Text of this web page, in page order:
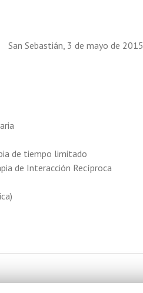
San Sebastián, 3 de mayo de 2015
de tiempo limitado
de Interacción Recíproca